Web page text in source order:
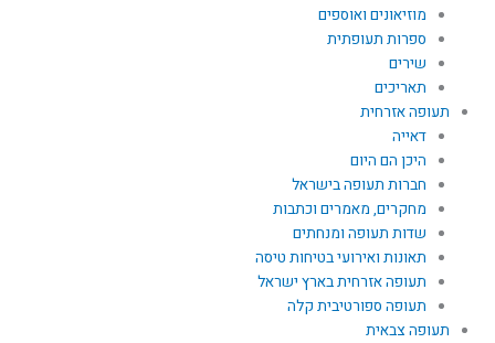
מוזיאונים ואוספים
ספרות תעופתית
שירים
תאריכים
תעופה אזרחית
דאייה
היכן הם היום
חברות תעופה בישראל
מחקרים, מאמרים וכתבות
שדות תעופה ומנחתים
תאונות ואירועי בטיחות טיסה
תעופה אזרחית בארץ ישראל
תעופה ספורטיבית קלה
תעופה צבאית